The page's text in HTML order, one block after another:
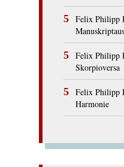
Felix Philipp
Felix Philipp
Skorpioversa
Felix Philipp
Harmonie